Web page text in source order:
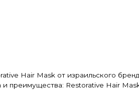
Hair Mask от израильского
преимущества: Restorative Hair